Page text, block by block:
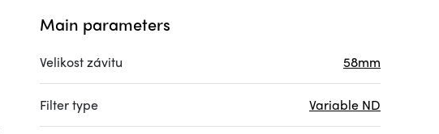
Main parameters
Velikost závitu 58mm
Filter type Variable ND